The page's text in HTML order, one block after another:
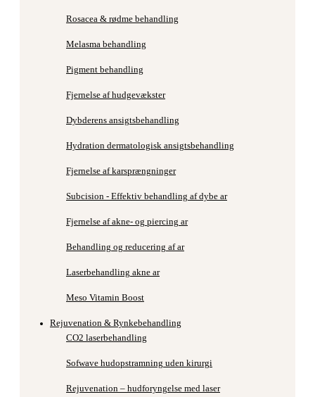
Rosacea & rødme behandling
Melasma behandling
Pigment behandling
Fjernelse af hudgevækster
Dybderens ansigtsbehandling
Hydration dermatologisk ansigtsbehandling
Fjernelse af karsprængninger
Subcision - Effektiv behandling af dybe ar
Fjernelse af akne- og piercing ar
Behandling og reducering af ar
Laserbehandling akne ar
Meso Vitamin Boost
Rejuvenation & Rynkebehandling
CO2 laserbehandling
Sofwave hudopstramning uden kirurgi
Rejuvenation – hudforyngelse med laser